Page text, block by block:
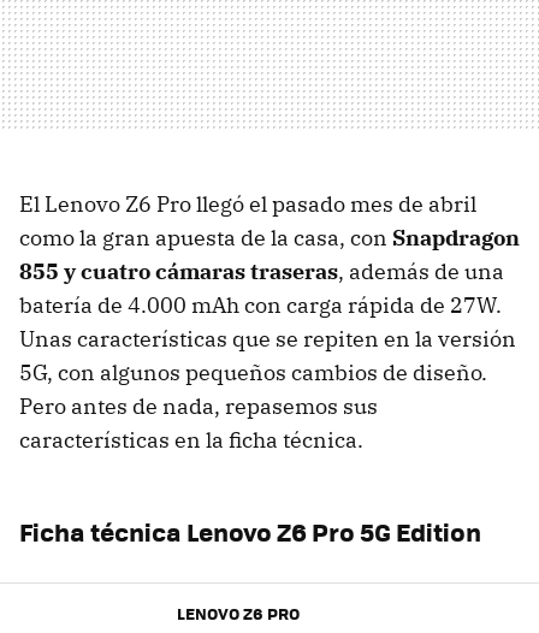
El Lenovo Z6 Pro llegó el pasado mes de abril
como la gran apuesta de la casa, con Snapdragon
855 y cuatro cámaras traseras, además de una
batería de 4.000 mAh con carga rápida de 27W.
Unas características que se repiten en la versión
5G, con algunos pequeños cambios de diseño.
Pero antes de nada, repasemos sus
características en la ficha técnica.
Ficha técnica Lenovo Z6 Pro 5G Edition
LENOVO Z6 PRO